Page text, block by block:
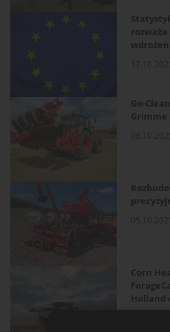
17.10.2025
Go-
Grimme
08.10.2025
05.10.2025
Corn
Holland